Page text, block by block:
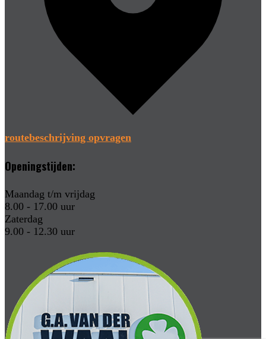
routebeschrijving opvragen
Openingstijden:
Maandag t/m vrijdag
8.00 - 17.00 uur
Zaterdag
9.00 - 12.30 uur